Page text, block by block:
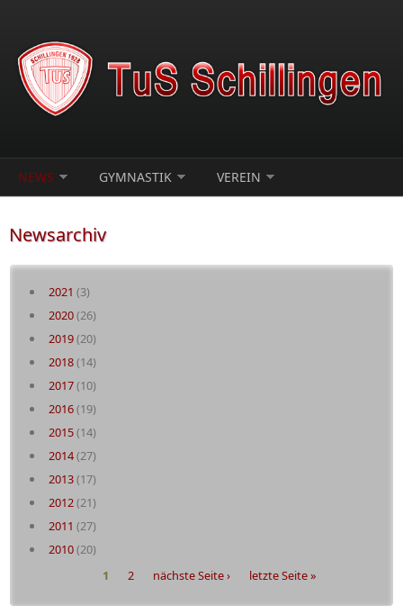
NEWS GYMNASTIK VEREIN
Newsarchiv
2021 (3)
2020(26)
2019(20)
2018(14)
2017(10)
2016(19)
2015(14)
2014(27)
2013(17)
2012(21)
2011 (27)
2010(20)
1 2 nächste Seite › letzte Seite »